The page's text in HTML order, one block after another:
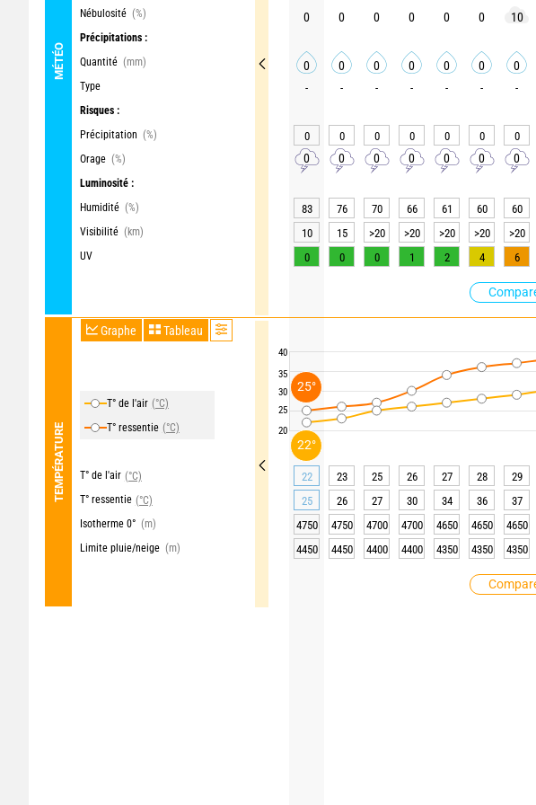
MÉTÉO
Nébulosité (%)
Précipitations :
Quantité (mm)
Type
Risques :
Précipitation (%)
Orage (%)
Luminosité :
Humidité (%)
Visibilité (km)
UV
TEMPÉRATURE
Graphe Tableau
T° de l'air (°C)
T° ressentie (°C)
T° de l'air (°C)
T° ressentie (°C)
Isotherme 0° (m)
Limite pluie/neige (m)
40
35
30
25
20
0 0 0 0 0 0 10
0 0 0 0 0 0 0
- - - - - - -
0 0 0 0 0 0 0
0 0 0 0 0 0 0
83 76 70 66 61 60 60
10
15 >20 >20 >20 >20 >20
0
0 0 1 2 4 6
22 23 25 26 27 28 29
25
26 27 30 34 36 37
4750
4750 4700 4700 4650 4650 4650
4450
4450 4400 4400 4350 4350 4350
22°
25°